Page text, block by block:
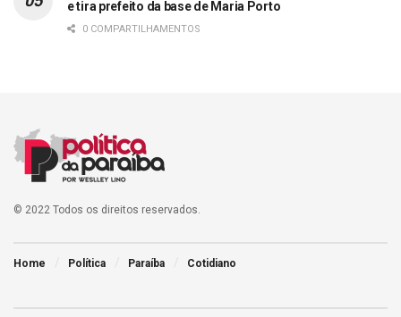
e tira prefeito da base de Maria Porto
0 COMPARTILHAMENTOS
© 2022 Todos os direitos reservados.
Home Política Paraíba Cotidiano